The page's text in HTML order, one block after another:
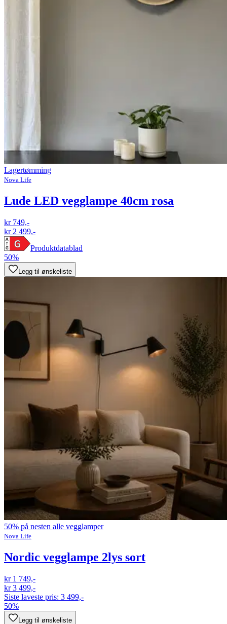
Lagertømming
Nova Life
Lude LED vegglampe 40cm rosa
kr 749,-
kr 2 499,-
Produktdatablad
50%
Legg til ønskeliste
50% på nesten alle vegglamper
Nova Life
Nordic vegglampe 2lys sort
kr 1 749,-
kr 3 499,-
Siste laveste pris: 3 499,-
50%
Legg til ønskeliste